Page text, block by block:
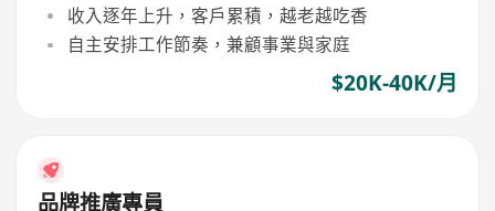
收入逐年上升，客戶累積，越老越吃香
自主安排工作節奏，兼顧事業與家庭
$20K-40K/月
品牌推廣專員